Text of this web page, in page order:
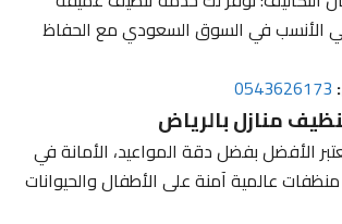
في السوق السعودي مع الحفاظ
منازل بالرياض
الأفضل بفضل دقة المواعيد، الأمانة في
عالمية آمنة على الأطفال والحيوانات